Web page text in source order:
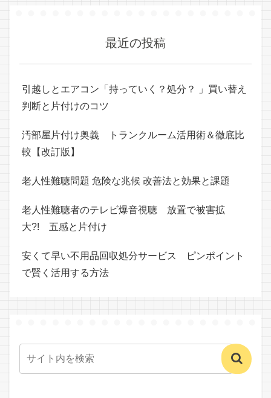
最近の投稿
引越しとエアコン「持っていく？処分？ 」買い替え
判断と片付けのコツ
汚部屋片付け奥義 トランクルーム活用術＆徹底比
較【改訂版】
老人性難聴問題 危険な兆候 改善法と効果と課題
老人性難聴者のテレビ爆音視聴 放置で被害拡
大?! 五感と片付け
安くて早い不用品回収処分サービス ピンポイント
で賢く活用する方法